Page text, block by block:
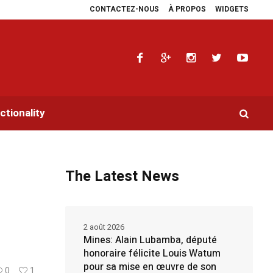
CONTACTEZ-NOUS À PROPOS WIDGETS
en faveur de la RDC. Parlement panafricain : à Johannesburg,
The Latest News
Mines: Alain Lubamba, député
honoraire félicite Louis Watum
pour sa mise en œuvre de son
2 août 2026